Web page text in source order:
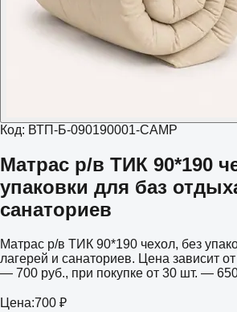
Код: ВТП-Б-090190001-CAMP
Матрас р/в ТИК 90*190
упаковки для баз
санаториев
Матрас р/в ТИК 90*190 чехол, без
лагерей и санаториев. Цена зависит
— 700 руб., при покупке от 30 шт. —
Цена:700 ₽